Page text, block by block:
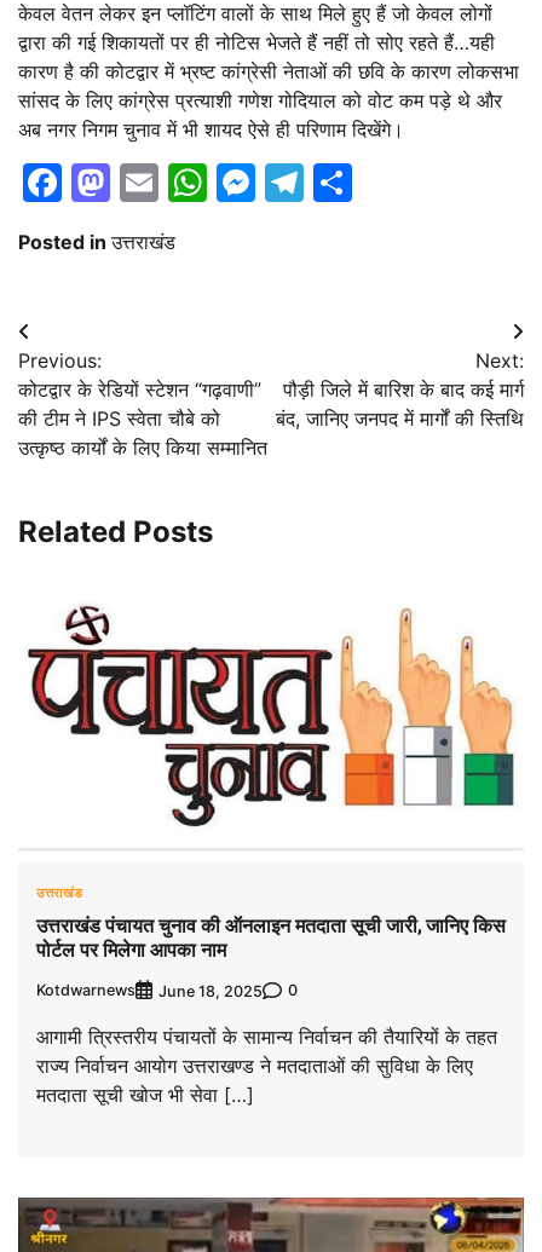
केवल वेतन लेकर इन प्लॉटिंग वालों के साथ मिले हुए हैं जो केवल लोगों
द्वारा की गई शिकायतों पर ही नोटिस भेजते हैं नहीं तो सोए रहते हैं…यही
कारण है की कोटद्वार में भ्रष्ट कांग्रेसी नेताओं की छवि के कारण लोकसभा
सांसद के लिए कांग्रेस प्रत्याशी गणेश गोदियाल को वोट कम पड़े थे और
अब नगर निगम चुनाव में भी शायद ऐसे ही परिणाम दिखेंगे।
Facebook
Mastodon
EmailWhatsApp
Messenger
Telegram
Posted inउत्तराखंड
Post
navigation
Previous:
कोटद्वार के रेडियों स्टेशन “गढ़वाणी”
की टीम ने IPS स्वेता चौबे को
उत्कृष्ठ कार्यों के लिए किया सम्मानित
Next:
पौड़ी जिले में बारिश के बाद कई मार्ग
बंद, जानिए जनपद में मार्गों की स्तिथि
Related Posts
उत्तराखंड
उत्तराखंड पंचायत चुनाव की ऑनलाइन मतदाता सूची जारी, जानिए किस
पोर्टल पर मिलेगा आपका नाम
Kotdwarnews June 18, 2025 0
आगामी त्रिस्तरीय पंचायतों के सामान्य निर्वाचन की तैयारियों के तहत
राज्य निर्वाचन आयोग उत्तराखण्ड ने मतदाताओं की सुविधा के लिए
मतदाता सूची खोज भी सेवा […]